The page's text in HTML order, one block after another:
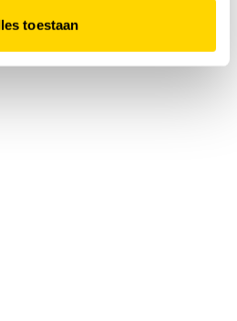
toestaan